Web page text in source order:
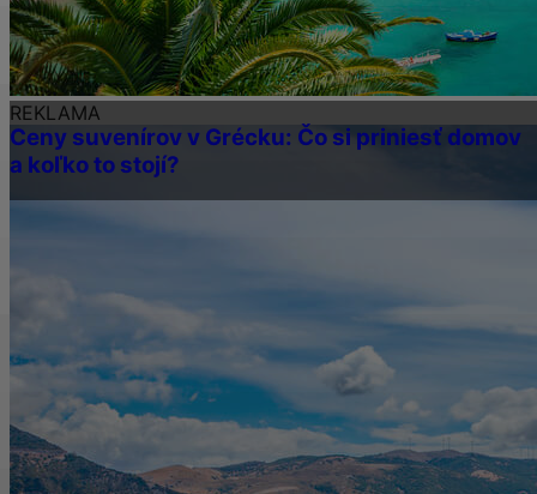
Ceny suvenírov v Grécku: Čo si priniesť domov
a koľko to stojí?
REKLAMA